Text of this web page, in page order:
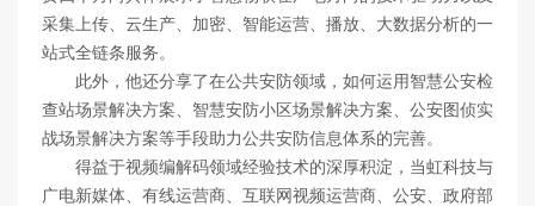
采集上传、云生产、加密、智能运营、播放、大数据分析的一
站式全链条服务。
此外，他还分享了在公共安防领域，如何运用智慧公安检
查站场景解决方案、智慧安防小区场景解决方案、公安图侦实
战场景解决方案等手段助力公共安防信息体系的完善。
得益于视频编解码领域经验技术的深厚积淀，当虹科技与
广电新媒体、有线运营商、互联网视频运营商、公安、政府部